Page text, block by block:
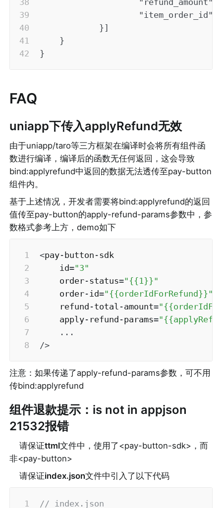
"item_order_id"
}]
}
}
FAQ
uniapp下传入applyRefund无效
由于uniapp/taro等三方框架在编译时会将所有组件函
数进行编译，编译后的函数无任何返回，这会导致
bind:applyrefund中返回的数据无法透传至pay-button
组件内。
基于上述情况，开发者需要将bind:applyrefund的返回
值传至pay-button的apply-refund-params参数中，参
数格式参考上方，demo如下
<pay- button -sdk
    id
="3"
    order
-status="{{1}}"
    order
-id="{{orderIdForRefund}}"
    refund
-total -amount=
    apply
- refund -params=
...
/>
注意：如果传递了apply-refund-params参数，可不用
传bind:applyrefund
组件退款提示：is not in appjson
21532报错
请保证ttml文件中，使用了<pay-button-sdk>，而
非<pay-button>
请保证index.json文件中引入了以下代码
// index.json